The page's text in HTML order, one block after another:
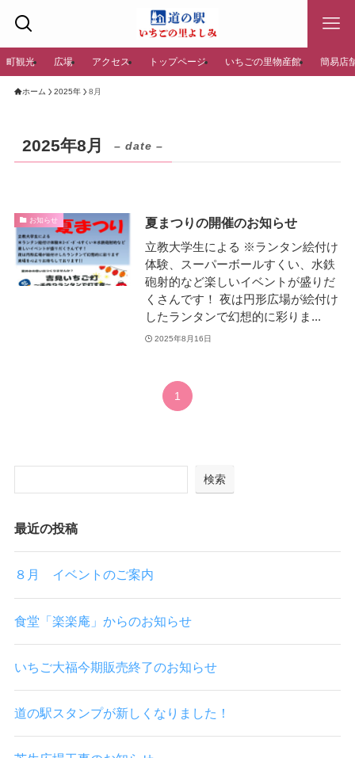
町観光 広場 アクセス トップページ いちごの里物産館 簡易店
ホーム 2025年 8月
2025年8月 – date –
お知らせ 夏まつりの開催のお知らせ
立教大学生による ※ランタン絵付け
体験、スーパーボールすくい、水鉄
砲射的など楽しいイベントが盛りだ
くさんです！ 夜は円形広場が絵付け
したランタンで幻想的に彩りま...
2025年8月16日
1
検索
最近の投稿
８月 イベントのご案内
食堂「楽楽庵」からのお知らせ
いちご大福今期販売終了のお知らせ
道の駅スタンプが新しくなりました！